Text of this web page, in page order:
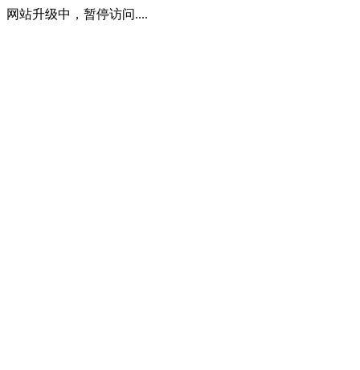
网站升级中，暂停访问....